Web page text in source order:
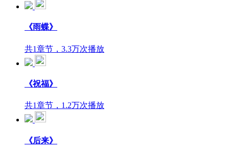
《雨蝶》
共1章节，3.3万次播放
《祝福》
共1章节，1.2万次播放
《后来》